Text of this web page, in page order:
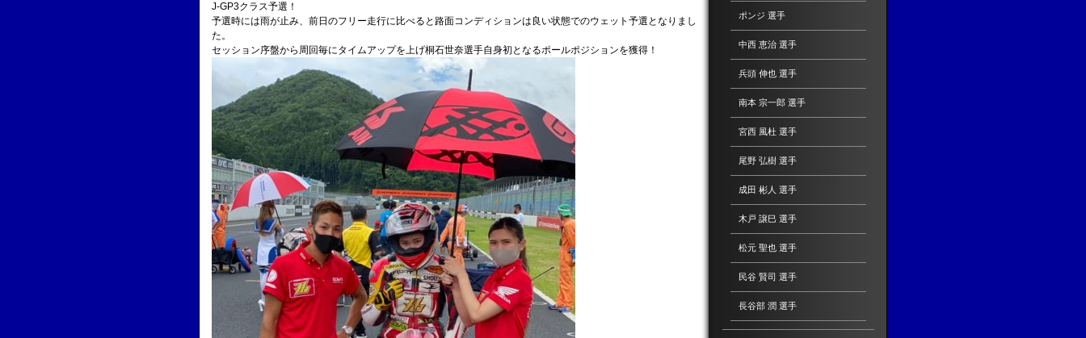
J-GP3クラス予選！
予選時には雨が止み、前日のフリー走行に比べると路面コンディションは良い状態でのウェット予選となりまし
た。
セッション序盤から周回毎にタイムアップを上げ桐石世奈選手自身初となるポールポジションを獲得！
ポンジ 選手
中西 恵治 選手
兵頭 伸也 選手
南本 宗一郎 選手
宮西 風杜 選手
尾野 弘樹 選手
成田 彬人 選手
木戸 譲巳 選手
松元 聖也 選手
民谷 賢司 選手
長谷部 潤 選手